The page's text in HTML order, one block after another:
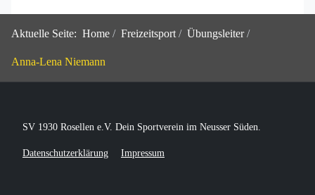
Aktuelle Seite: Home Freizeitsport Übungsleiter
Anna-Lena Niemann
SV 1930 Rosellen e.V. Dein Sportverein im Neusser Süden.
Datenschutzerklärung Impressum